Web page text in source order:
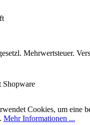
Mehrwertsteuer.
Shopware
Cookies, um eine
Mehr Informationen ...